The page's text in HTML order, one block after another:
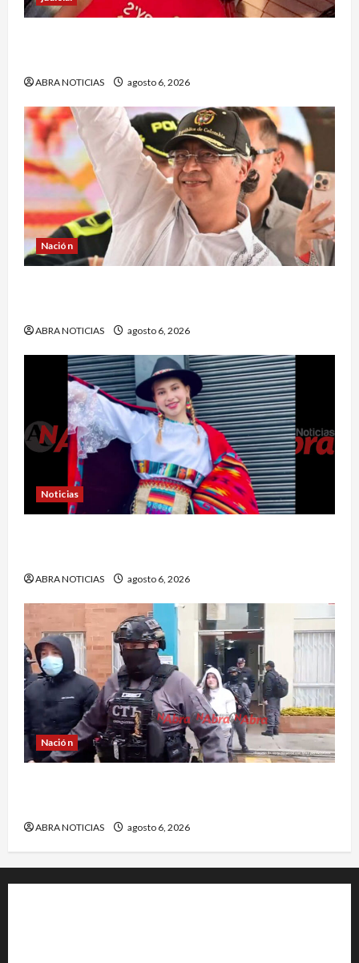
ABRA NOTICIAS agosto 6, 2026
Nación
ABRA NOTICIAS agosto 6, 2026
Noticias
ABRA NOTICIAS agosto 6, 2026
Nación
ABRA NOTICIAS agosto 6, 2026